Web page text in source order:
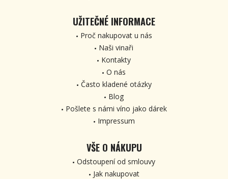
UŽITEČNÉ INFORMACE
Proč nakupovat u nás
Naši vinaři
Kontakty
O nás
Často kladené otázky
Blog
Pošlete s námi víno jako dárek
Impressum
VŠE O NÁKUPU
Odstoupení od smlouvy
Jak nakupovat